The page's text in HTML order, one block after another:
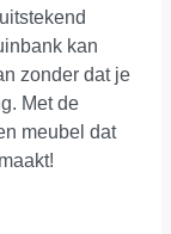
kan
zonder dat je
Met de
meubel dat